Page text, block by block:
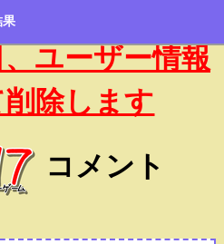
果
、ユーザー情報
除します
コメント